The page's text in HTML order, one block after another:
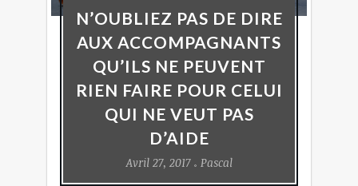
N’OUBLIEZ PAS DE DIRE
AUX ACCOMPAGNANTS
QU’ILS NE PEUVENT
RIEN FAIRE POUR CELUI
QUI NE VEUT PAS
D’AIDE
Avril 27, 2017 Pascal